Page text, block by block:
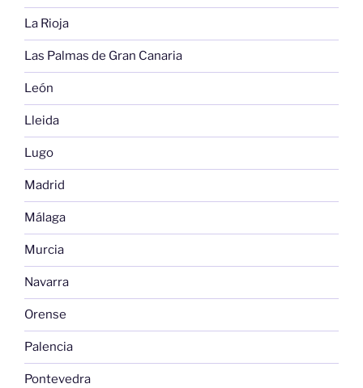
La Rioja
Las Palmas de Gran Canaria
León
Lleida
Lugo
Madrid
Málaga
Murcia
Navarra
Orense
Palencia
Pontevedra